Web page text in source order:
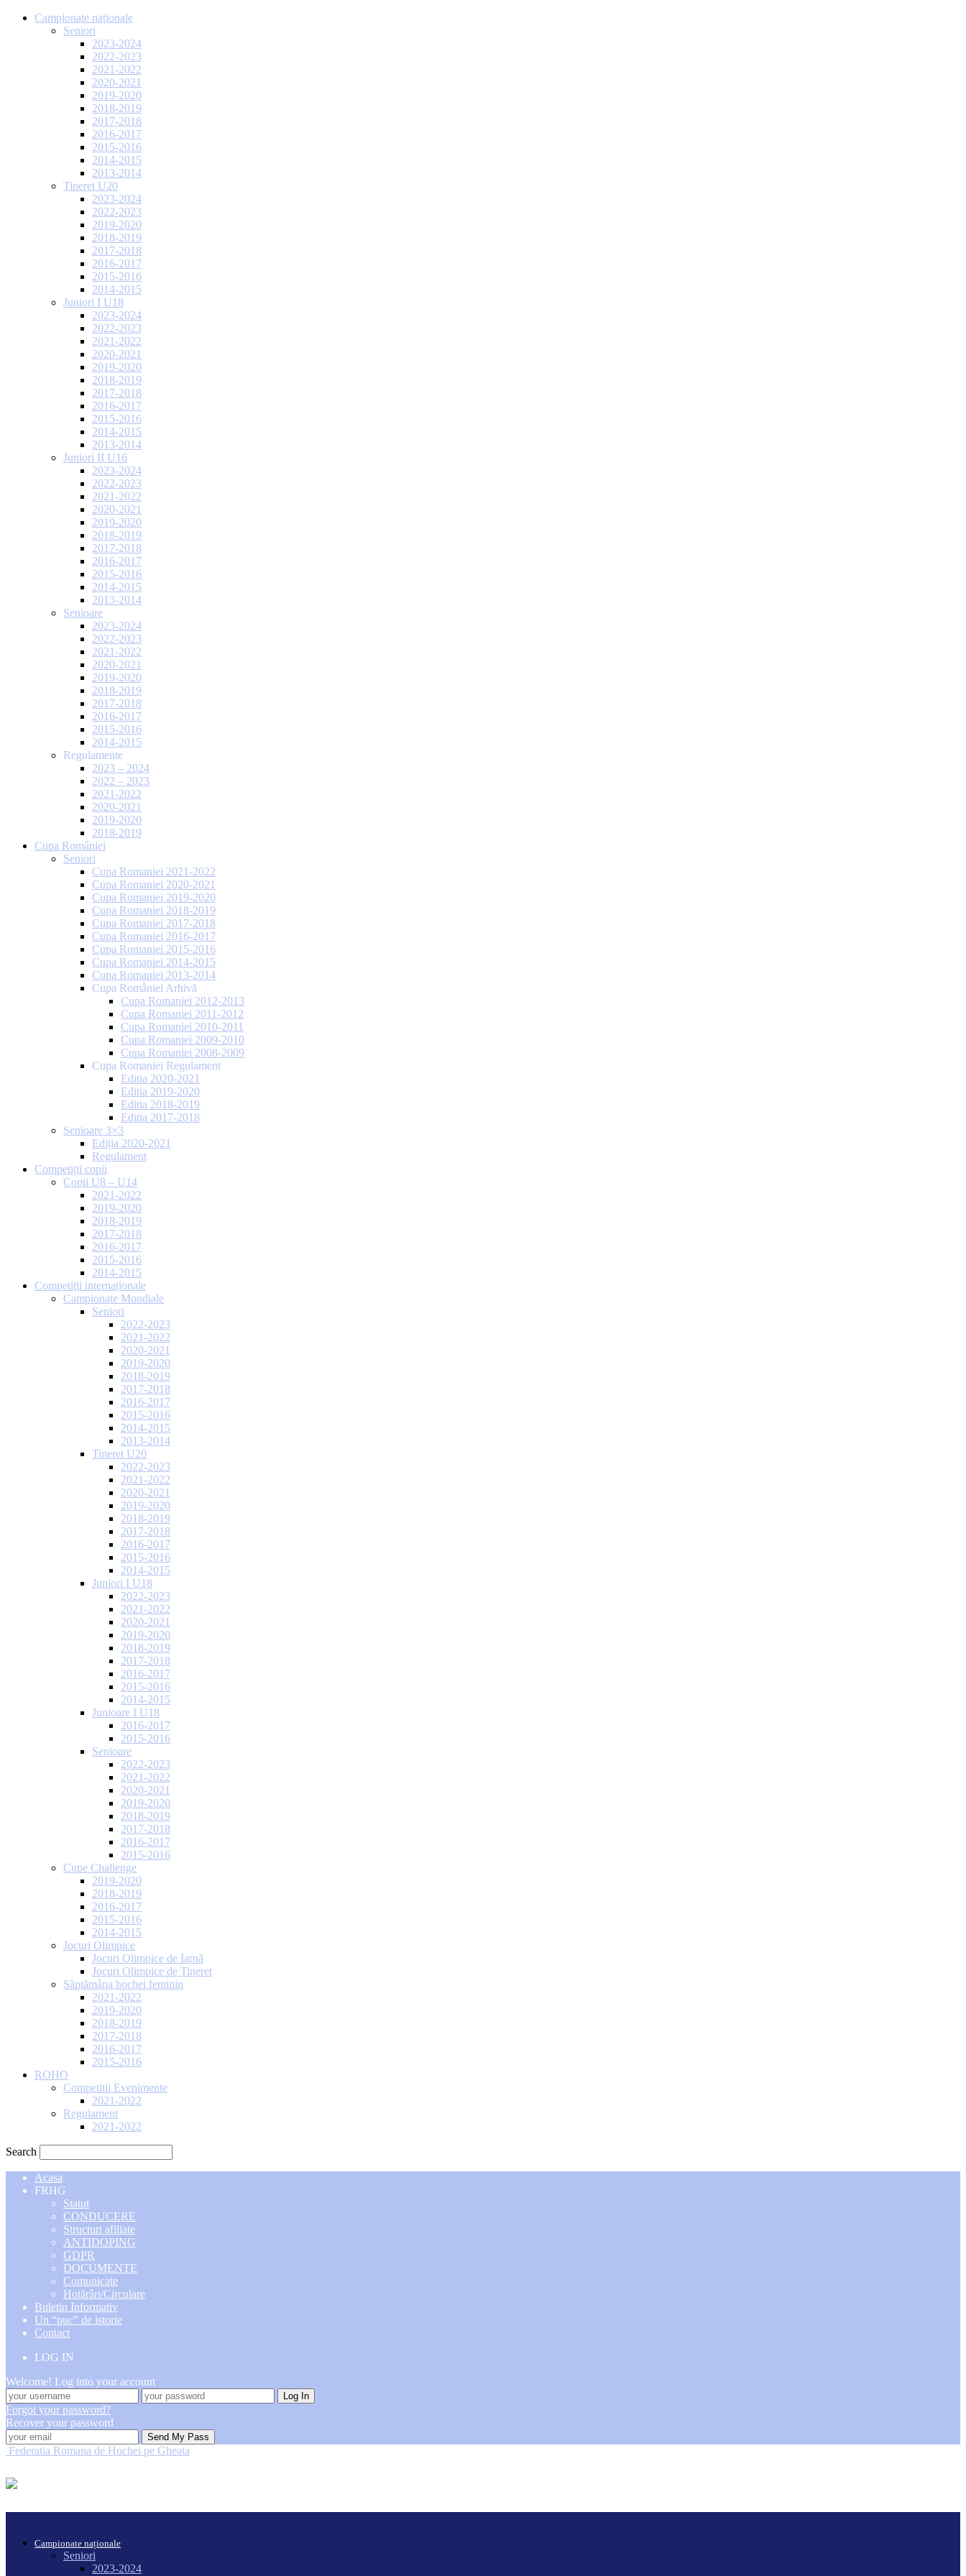
Campionate naționale
Seniori
2023-2024
2022-2023
2021-2022
2020-2021
2019-2020
2018-2019
2017-2018
2016-2017
2015-2016
2014-2015
2013-2014
Tineret U20
2023-2024
2022-2023
2019-2020
2018-2019
2017-2018
2016-2017
2015-2016
2014-2015
Juniori I U18
2023-2024
2022-2023
2021-2022
2020-2021
2019-2020
2018-2019
2017-2018
2016-2017
2015-2016
2014-2015
2013-2014
Juniori II U16
2023-2024
2022-2023
2021-2022
2020-2021
2019-2020
2018-2019
2017-2018
2016-2017
2015-2016
2014-2015
2013-2014
Senioare
2023-2024
2022-2023
2021-2022
2020-2021
2019-2020
2018-2019
2017-2018
2016-2017
2015-2016
2014-2015
Regulamente
2023 – 2024
2022 – 2023
2021-2022
2020-2021
2019-2020
2018-2019
Cupa României
Seniori
Cupa Romaniei 2021-2022
Cupa Romaniei 2020-2021
Cupa Romaniei 2019-2020
Cupa Romaniei 2018-2019
Cupa Romaniei 2017-2018
Cupa Romaniei 2016-2017
Cupa Romaniei 2015-2016
Cupa Romaniei 2014-2015
Cupa Romaniei 2013-2014
Cupa României Arhivă
Cupa Romaniei 2012-2013
Cupa Romaniei 2011-2012
Cupa Romaniei 2010-2011
Cupa Romaniei 2009-2010
Cupa Romaniei 2008-2009
Cupa Romaniei Regulament
Editia 2020-2021
Editia 2019-2020
Editia 2018-2019
Editia 2017-2018
Senioare 3×3
Ediția 2020-2021
Regulament
Competiții copii
Copii U8 – U14
2021-2022
2019-2020
2018-2019
2017-2018
2016-2017
2015-2016
2014-2015
Competiții internaționale
Campionate Mondiale
Seniori
2022-2023
2021-2022
2020-2021
2019-2020
2018-2019
2017-2018
2016-2017
2015-2016
2014-2015
2013-2014
Tineret U20
2022-2023
2021-2022
2020-2021
2019-2020
2018-2019
2017-2018
2016-2017
2015-2016
2014-2015
Juniori I U18
2022-2023
2021-2022
2020-2021
2019-2020
2018-2019
2017-2018
2016-2017
2015-2016
2014-2015
Junioare I U18
2016-2017
2015-2016
Senioare
2022-2023
2021-2022
2020-2021
2019-2020
2018-2019
2017-2018
2016-2017
2015-2016
Cupe Challenge
2019-2020
2018-2019
2016-2017
2015-2016
2014-2015
Jocuri Olimpice
Jocuri Olimpice de Iarnă
Jocuri Olimpice de Tineret
Săptămâna hochei feminin
2021-2022
2019-2020
2018-2019
2017-2018
2016-2017
2015-2016
ROHO
Competitii Evenimente
2021-2022
Regulament
2021-2022
Search
Acasa
FRHG
Statut
CONDUCERE
Structuri afiliate
ANTIDOPING
GDPR
DOCUMENTE
Comunicate
Hotărâri/Circulare
Buletin Informativ
Un “puc” de istorie
Contact
LOG IN
Welcome! Log into your account
Forgot your password?
Recover your password
Federatia Romana de Hochei pe Gheata
Campionate naționale
Seniori
2023-2024